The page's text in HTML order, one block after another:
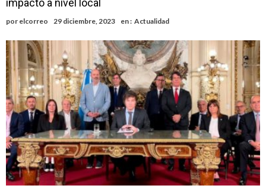
Vilela
Firmat: “Codo a codo” lanza una campaña de recolección de
golosinas para agasajar a los niños en su día
Vuelve el básquet: este viernes arranca el Clausura con agenda
confirmada y planteles renovados
Güemes y Mariano Vera
impacto a nivel local
por elcorreo 29 diciembre, 2023 en : Actualidad